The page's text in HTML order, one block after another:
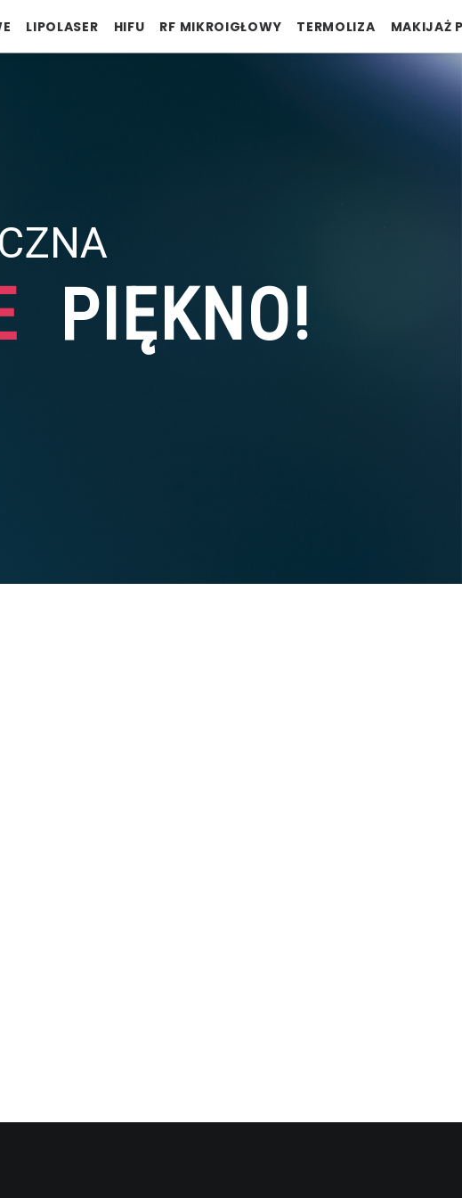
LIPOLASER HIFU RF MIKROIGŁOWY TERMOLIZA MAKIJAŻ
PIĘKNO!